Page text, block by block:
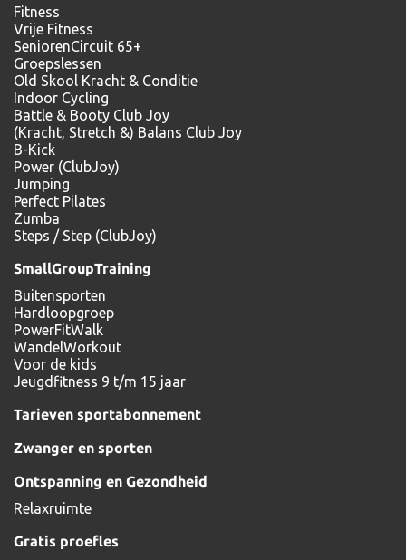
Fitness
Vrije Fitness
SeniorenCircuit 65+
Groepslessen
Old Skool Kracht & Conditie
Indoor Cycling
Battle & Booty Club Joy
(Kracht, Stretch &) Balans Club Joy
B-Kick
Power (ClubJoy)
Jumping
Perfect Pilates
Zumba
Steps / Step (ClubJoy)
SmallGroupTraining
Buitensporten
Hardloopgroep
PowerFitWalk
WandelWorkout
Voor de kids
Jeugdfitness 9 t/m 15 jaar
Tarieven sportabonnement
Zwanger en sporten
Ontspanning en Gezondheid
Relaxruimte
Gratis proefles